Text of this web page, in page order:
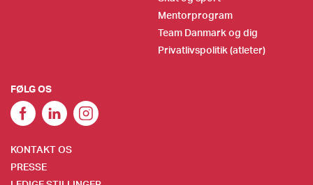
Mentorprogram
Team Danmark og dig
Privatlivspolitik (atleter)
FØLG OS
KONTAKT OS
PRESSE